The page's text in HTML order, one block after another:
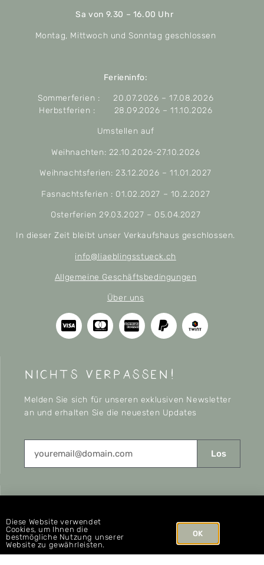
Sa von 9.30 – 16.00 Uhr
Montag, Mittwoch und Sonntag geschlossen
Ferieninfo:
Sommerferien : 20.07.2026 – 17.08.2026
Herbstferien : 28.09.2026 – 11.10.2026
Umstellen auf
Weihnachten: 22.10.2026-27.10.2026
Weihnachtsferien: 23.12.2026 – 11.01.2027
Fasnachtsferien : 01.02.2027 – 10.2.2027
Osterferien 29.03.2027 – 05.04.2027
In dieser Zeit bleibt unser Verkaufshaus geschlossen.
info@liaeblingsstueck.ch
Allgemeine Geschäftsbedingungen
Über uns
nichts verpassen!
Melden Sie sich für unseren exklusiven Newsletter
an und erhalten Sie die neuesten Updates
Los
CONNECT
Diese Website verwendet
Cookies, um Ihnen die
bestmögliche Nutzung unserer
Website zu gewährleisten.
OK